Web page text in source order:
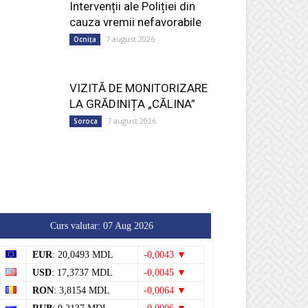
Intervenții ale Poliției din
cauza vremii nefavorabile
Ocnița 7 august 2026
VIZITĂ DE MONITORIZARE
LA GRĂDINIȚA „CĂLINA”
Soroca 7 august 2026
Curs valutar: 07 Aug 2026
EUR: 20,0493 MDL
-0,0043 ▼
USD: 17,3737 MDL
-0,0045 ▼
RON: 3,8154 MDL
-0,0064 ▼